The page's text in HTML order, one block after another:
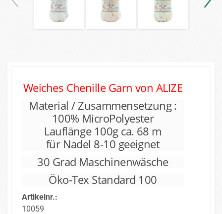
Weiches Chenille Garn von ALIZE
Material / Zusammensetzung :
100% MicroPolyester
Lauflänge 100g ca. 68 m
für Nadel 8-10 geeignet
30 Grad Maschinenwäsche
Öko-Tex Standard 100
Artikelnr.:
10059